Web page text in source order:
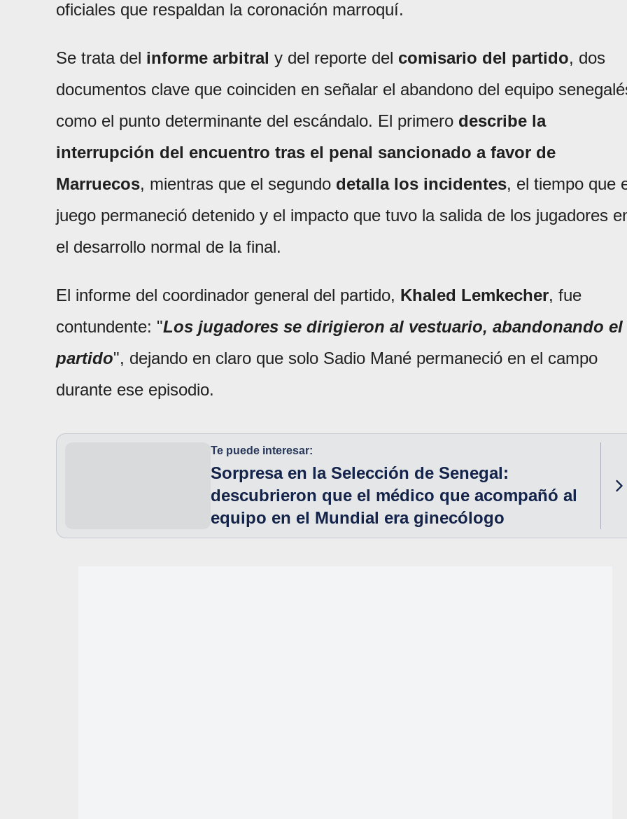
oficiales que respaldan la coronación marroquí.
Se trata del informe arbitral y del reporte del comisario del partido, dos
documentos clave que coinciden en señalar el abandono del equipo
como el punto determinante del escándalo. El primero describe la
interrupción del encuentro tras el penal sancionado a favor de
Marruecos, mientras que el segundo detalla los incidentes, el tiempo que
juego permaneció detenido y el impacto que tuvo la salida de los jugadores
el desarrollo normal de la final.
El informe del coordinador general del partido, Khaled Lemkecher, fue
contundente: "Los jugadores se dirigieron al vestuario, abandonando el
partido", dejando en claro que solo Sadio Mané permaneció en el campo
durante ese episodio.
Te puede interesar:
Sorpresa en la Selección de Senegal:
descubrieron que el médico que acompañó al
equipo en el Mundial era ginecólogo